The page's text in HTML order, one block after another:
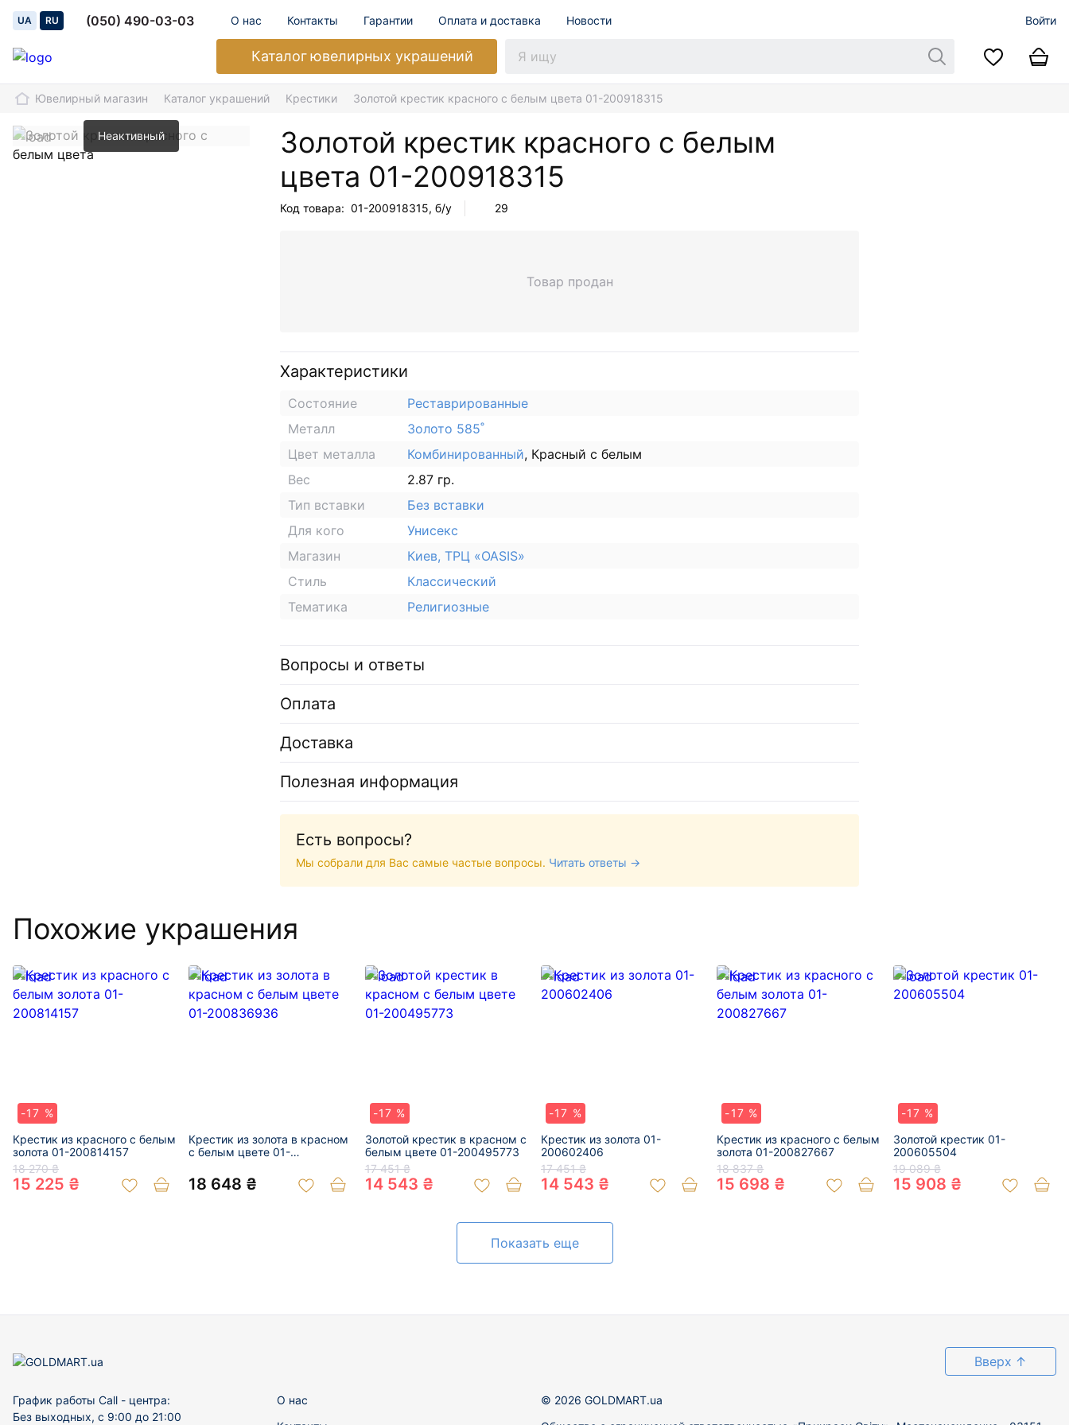
UA RU (050) 490-03-03 О нас Контакты Гарантии Оплата и доставка Новости Войти
Каталогювелирных украшений
Ювелирный магазин Каталог украшений Крестики Золотой крестик красного с белым цвета 01-200918315
Неактивный
Золотой крестик красного с белым
цвета 01-200918315
Код товара: 01-200918315, б/у 29
Товар продан
Характеристики
Состояние
Реставрированные
Металл
Золото 585˚
Цвет металла
Комбинированный, Красный с белым
Вес
2.87 гр.
Тип вставки
Без вставки
Для кого
Унисекс
Магазин
Киев, ТРЦ «OASIS»
Стиль
Классический
Тематика
Религиозные
Вопросы и ответы
Оплата
Доставка
Полезная информация
Есть вопросы?
Мы собрали для Вас самые частые вопросы. Читать ответы →
Похожие украшения
-17 %
Крестик из красного с белым
золота 01-200814157
18 270 ₴
15 225 ₴
Крестик из золота в красном
с белым цвете 01-
18 648 ₴
-17 %
Золотой крестик в красном с
белым цвете 01-200495773
17 451 ₴
14 543 ₴
-17 %
Крестик из золота 01-
200602406
17 451 ₴
14 543 ₴
-17 %
Крестик из красного с белым
золота 01-200827667
18 837 ₴
15 698 ₴
-17 %
Золотой крестик 01-
200605504
19 089 ₴
15 908 ₴
Показать еще
Вверх ↑
График работы Call - центра:
Без выходных, с 9:00 до 21:00
О нас
© 2026 GOLDMART.ua